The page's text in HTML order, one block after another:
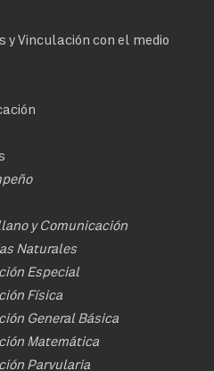
y Vinculación con el medio
y Comunicación
Naturales
Especial
Física
General Básica
Matemática
Parvularia